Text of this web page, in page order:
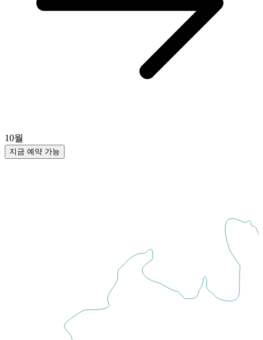
10월
지금 예약 가능